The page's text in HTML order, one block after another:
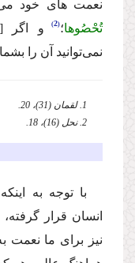
نعمت هاى خود
تُحْصُوها؛ 2
و اگر
نمى‌توانید آن را
1. لقمان (31)، 20.
2. نحل (16)، 18.
با توجه به
انسان قرار
نیز براى ما نعمت